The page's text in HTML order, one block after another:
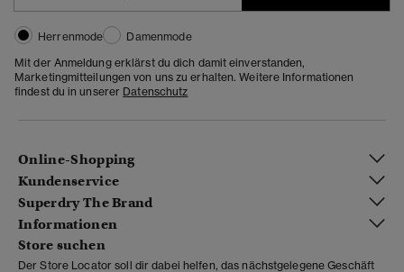
Herrenmode
Damenmode
Mit der Anmeldung erklärst du dich damit einverstanden,
Marketingmitteilungen von uns zu erhalten. Weitere Informationen
findest du in unserer Datenschutz
Online-Shopping
Kundenservice
Superdry The Brand
Informationen
Store suchen
Der Store Locator soll dir dabei helfen, das nächstgelegene Geschäft